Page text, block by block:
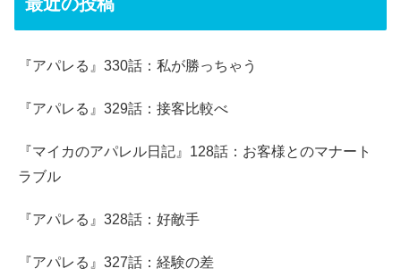
『アパレる』330話：私が勝っちゃう
『アパレる』329話：接客比較べ
『マイカのアパレル日記』128話：お客様とのマナート
ラブル
『アパレる』328話：好敵手
『アパレる』327話：経験の差